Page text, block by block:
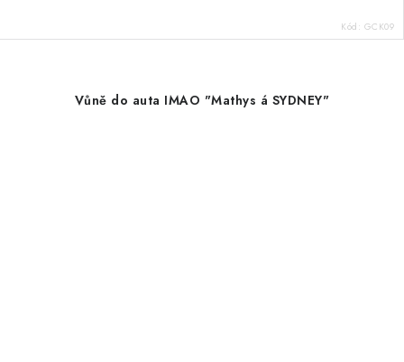
Kód: GCK09
Vůně do auta IMAO "Mathys á SYDNEY"